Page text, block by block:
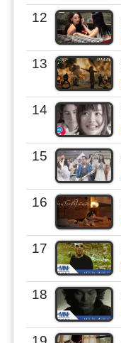
12
13
14
15
16
17
18